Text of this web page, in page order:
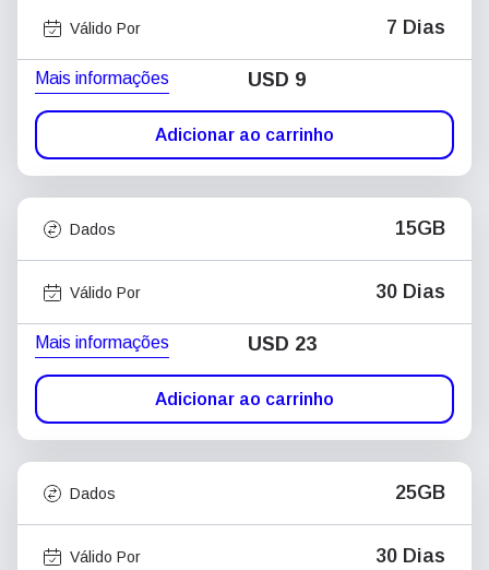
Válido Por 7 Dias
Mais informações USD 9
Adicionar ao carrinho
Dados 15GB
Válido Por 30 Dias
Mais informações USD 23
Adicionar ao carrinho
Dados 25GB
Válido Por 30 Dias